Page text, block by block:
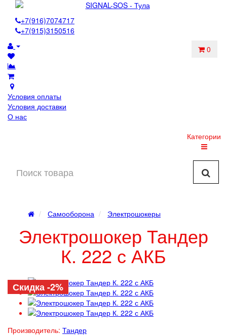
+7(916)7074717
+7(915)3150516
Условия оплаты
Условия доставки
О нас
0
Категории
Самооборона Электрошокеры
Электрошокер Тандер
К. 222 с АКБ
Скидка -2%
Производитель: Тандер